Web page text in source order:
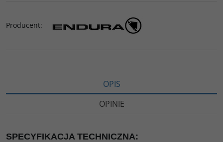
Producent:
OPIS
OPINIE
SPECYFIKACJA TECHNICZNA: